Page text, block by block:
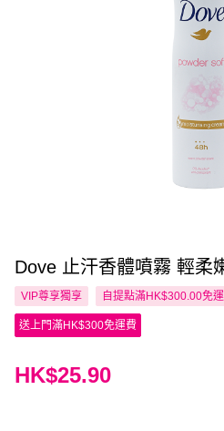
Dove 止汗香體噴霧 輕柔
VIP尊享獨享 自提點滿HK$300.00免
送上門滿HK$300免運費
HK$25.90